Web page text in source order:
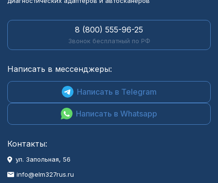
8 (800) 555-96-25
Звонок бесплатный по РФ
Написать в мессенджеры:
Написать в Telegram
Написать в Whatsapp
Контакты:
ул. Запольная, 56
info@elm327rus.ru